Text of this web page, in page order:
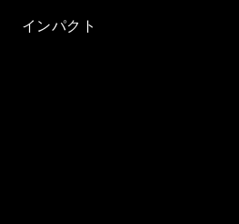
インパクト